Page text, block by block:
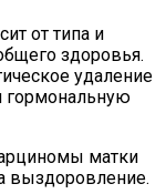
от типа и
здоровья.
удаление
гормональную
матки
выздоровление.